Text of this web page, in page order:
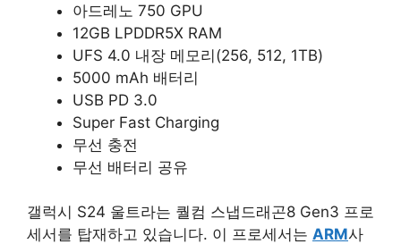
아드레노 750 GPU
12GB LPDDR5X RAM
UFS 4.0 내장 메모리(256, 512, 1TB)
5000 mAh 배터리
USB PD 3.0
Super Fast Charging
무선 충전
무선 배터리 공유
갤럭시 S24 울트라는 퀄컴 스냅드래곤8 Gen3 프로
세서를 탑재하고 있습니다. 이 프로세서는 ARM사